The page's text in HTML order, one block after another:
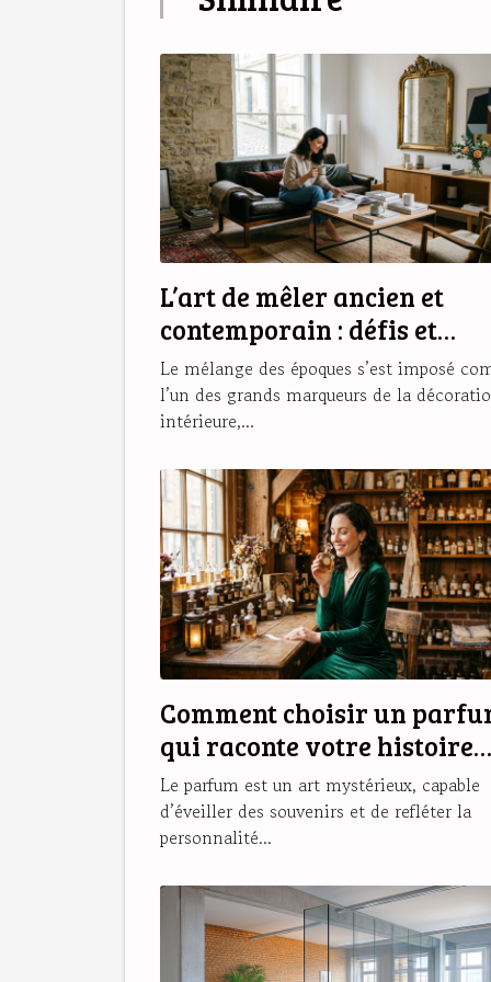
L’art de mêler ancien et
contemporain : défis et
secrets d’une déco réussie
Le mélange des époques s’est imposé
l’un des grands marqueurs de la
intérieure,...
Comment choisir un
qui raconte votre histoire
personnelle ?
Le parfum est un art mystérieux, capable
d’éveiller des souvenirs et de refléter la
personnalité...